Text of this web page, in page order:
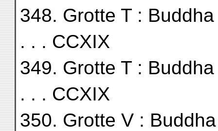
348. Grotte T :
. . . CCXIX
349. Grotte T :
. . . CCXIX
350. Grotte V :